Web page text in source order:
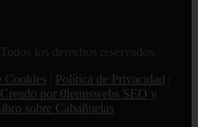
los derechos reservados.
Cookies Política de Privacidad
Creado por 0lemiswebs SEO y
sobre Cabañuelas